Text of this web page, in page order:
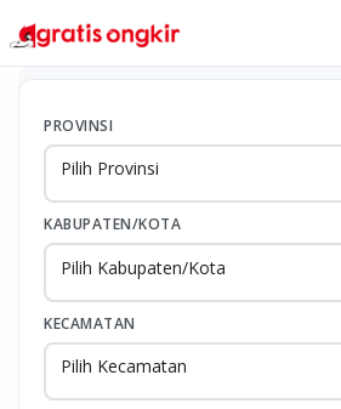
PROVINSI
Pilih Provinsi
KABUPATEN/KOTA
Pilih Kabupaten/Kota
KECAMATAN
Pilih Kecamatan